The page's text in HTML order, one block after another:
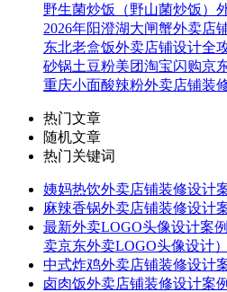
野生菌炒饭（野山菌炒饭）
2026年阳澄湖大闸蟹外卖店
东北老盒饭外卖店铺设计全
砂锅土豆粉美团淘宝闪购京
重庆小面酸辣粉外卖店铺装
热门文章
随机文章
热门关键词
姨妈热饮外卖店铺装修设计
麻辣香锅外卖店铺装修设计
最新外卖LOGO头像设计案
卖京东外卖LOGO头像设计）
中式炸鸡外卖店铺装修设计
卤肉饭外卖店铺装修设计案